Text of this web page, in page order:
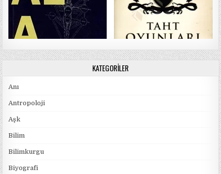
KATEGORILER
Anı
Antropoloji
Aşk
Bilim
Bilimkurgu
Biyografi